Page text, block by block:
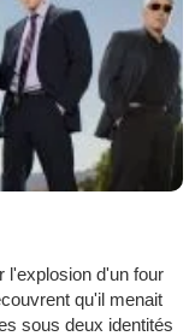
l'explosion d'un four
qu'il menait
sous deux identités